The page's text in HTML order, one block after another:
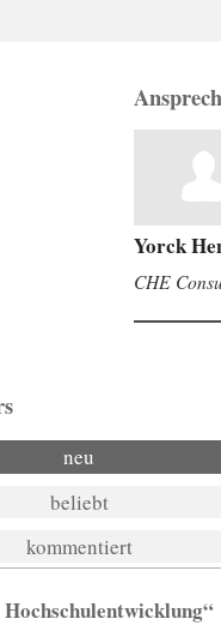
Yorck
CHE
neu
beliebt
kommentiert